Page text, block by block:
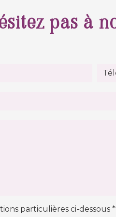
pas à
particulières ci-dessous